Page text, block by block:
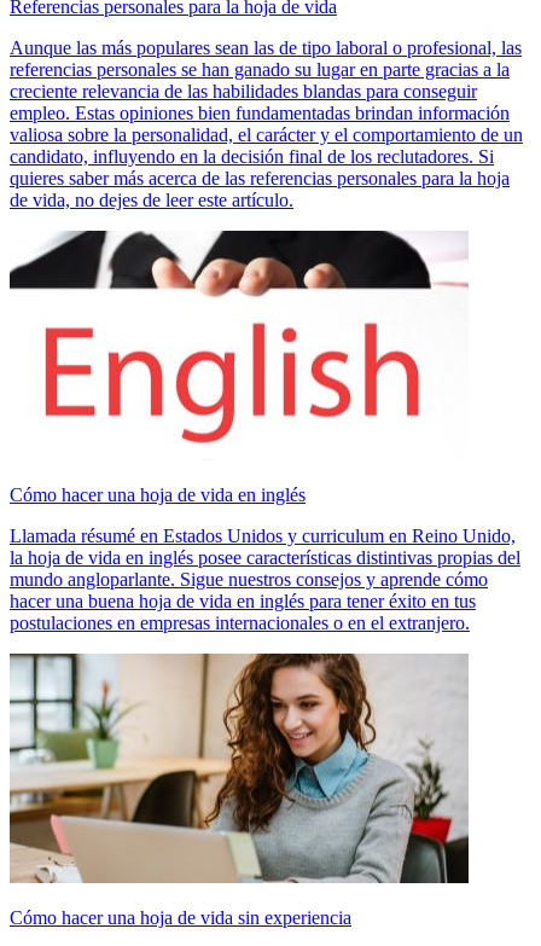
Referencias personales para la hoja de vida
Aunque las más populares sean las de tipo laboral o profesional, las
referencias personales se han ganado su lugar en parte gracias a la
creciente relevancia de las habilidades blandas para conseguir
empleo. Estas opiniones bien fundamentadas brindan información
valiosa sobre la personalidad, el carácter y el comportamiento de un
candidato, influyendo en la decisión final de los reclutadores. Si
quieres saber más acerca de las referencias personales para la hoja
de vida, no dejes de leer este artículo.
Cómo hacer una hoja de vida en inglés
Llamada résumé en Estados Unidos y curriculum en Reino Unido,
la hoja de vida en inglés posee características distintivas propias del
mundo angloparlante. Sigue nuestros consejos y aprende cómo
hacer una buena hoja de vida en inglés para tener éxito en tus
postulaciones en empresas internacionales o en el extranjero.
Cómo hacer una hoja de vida sin experiencia